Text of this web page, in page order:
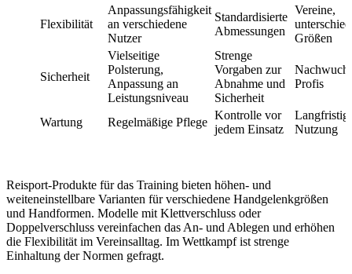
Flexibilität
Anpassungsfähigkeit
an verschiedene
Nutzer
Standardisierte
Abmessungen
Vereine,
Größen
Sicherheit
Vielseitige
Polsterung,
Anpassung an
Leistungsniveau
Strenge
Vorgaben zur
Abnahme und
Sicherheit
Profis
Wartung Regelmäßige Pflege
Kontrolle vor
jedem Einsatz
Nutzung
Reisport-Produkte für das Training bieten höhen- und
weiteneinstellbare Varianten für verschiedene Handgelenkgrößen
und Handformen. Modelle mit Klettverschluss oder
Doppelverschluss vereinfachen das An- und Ablegen und erhöhen
die Flexibilität im Vereinsalltag. Im Wettkampf ist strenge
Einhaltung der Normen gefragt.